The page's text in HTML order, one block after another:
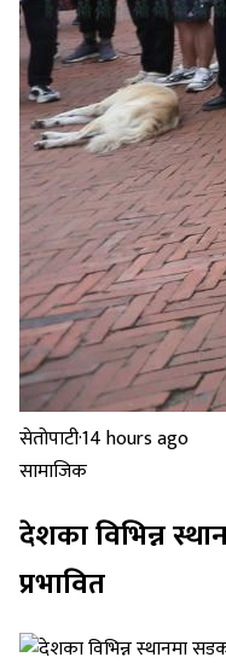
सेतोपाटी·14 hours ago
सामाजिक
देशका विभिन्न
प्रभावित